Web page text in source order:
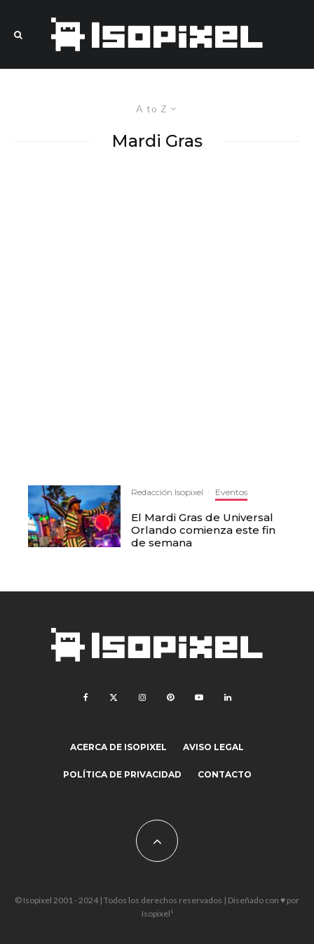
A to Z
Mardi Gras
Redacción Isopixel · Eventos
El Mardi Gras de Universal
Orlando comienza este fin
de semana
ACERCA DE ISOPIXEL AVISO LEGAL
POLÍTICA DE PRIVACIDAD CONTACTO
© Isopixel 2001 - 2024 | Todos los derechos reservados | Diseñado con ♥ por
Isopixel¹